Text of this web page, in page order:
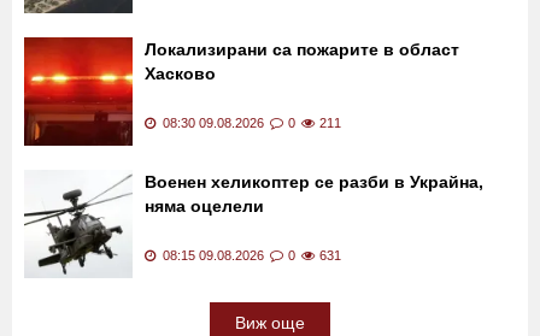
Локализирани са пожарите в област
Хасково
08:30 09.08.2026 0 211
Военен хеликоптер се разби в Украйна,
няма оцелели
08:15 09.08.2026 0 631
Виж още